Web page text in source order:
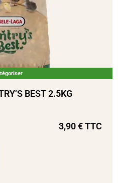
BEST 2.5KG
3,90€TTC